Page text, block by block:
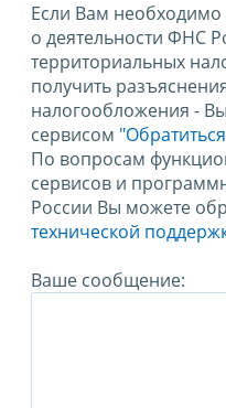
Если Вам необходимо
о деятельности ФНС
территориальных
получить
налогообложения -
сервисом
По вопросам
сервисов и
России Вы можете
технической
Ваше сообщение: